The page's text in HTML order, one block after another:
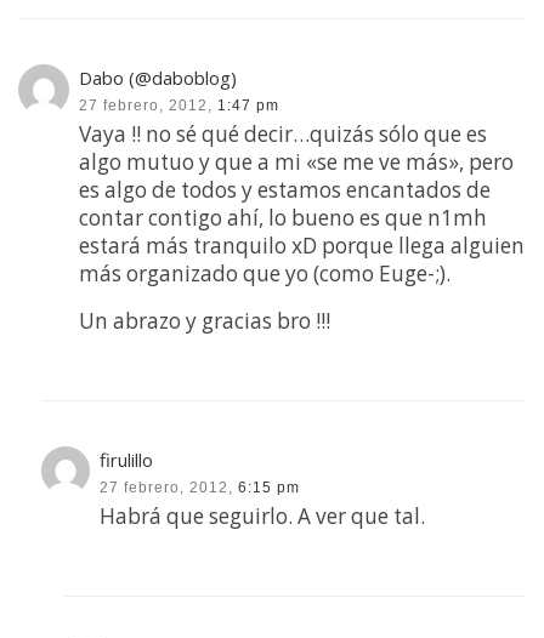
Dabo (@daboblog)
27 febrero, 2012, 1:47 pm
Vaya !! no sé qué decir…quizás sólo que es
algo mutuo y que a mi «se me ve más», pero
es algo de todos y estamos encantados de
contar contigo ahí, lo bueno es que n1mh
estará más tranquilo xD porque llega alguien
más organizado que yo (como Euge-;).
Un abrazo y gracias bro !!!
firulillo
27 febrero, 2012, 6:15 pm
Habrá que seguirlo. A ver que tal.